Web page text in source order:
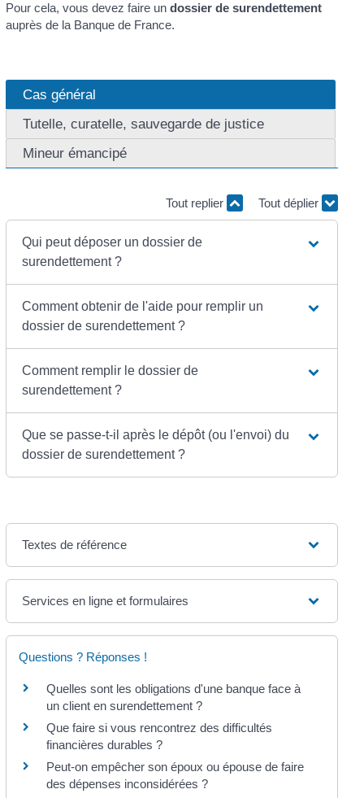
Pour cela, vous devez faire un dossier de surendettement
auprès de la Banque de France.
Cas général
Tutelle, curatelle, sauvegarde de justice
Mineur émancipé
Tout replier Tout déplier
Qui peut déposer un dossier de
surendettement ?
Comment obtenir de l'aide pour remplir un
dossier de surendettement ?
Comment remplir le dossier de
surendettement ?
Que se passe-t-il après le dépôt (ou l'envoi) du
dossier de surendettement ?
Textes de référence
Services en ligne et formulaires
Questions ? Réponses !
Quelles sont les obligations d'une banque face à
un client en surendettement ?
Que faire si vous rencontrez des difficultés
financières durables ?
Peut-on empêcher son époux ou épouse de faire
des dépenses inconsidérées ?